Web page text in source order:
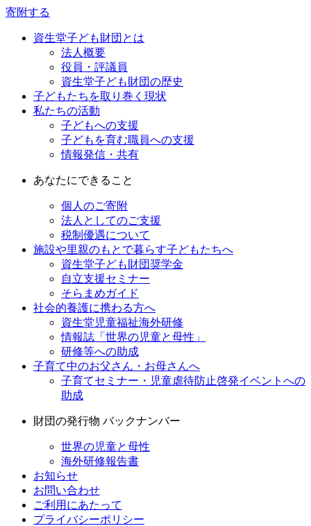
寄附する
資生堂子ども財団とは
法人概要
役員・評議員
資生堂子ども財団の歴史
子どもたちを取り巻く現状
私たちの活動
子どもへの支援
子どもを育む職員への支援
情報発信・共有
あなたにできること
個人のご寄附
法人としてのご支援
税制優遇について
施設や里親のもとで暮らす子どもたちへ
資生堂子ども財団奨学金
自立支援セミナー
そらまめガイド
社会的養護に携わる方へ
資生堂児童福祉海外研修
情報誌「世界の児童と母性」
研修等への助成
子育て中のお父さん・お母さんへ
子育てセミナー・児童虐待防止啓発イベントへの
助成
財団の発行物 バックナンバー
世界の児童と母性
海外研修報告書
お知らせ
お問い合わせ
ご利用にあたって
プライバシーポリシー